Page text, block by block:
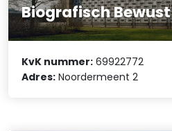
Biografisch Bewust
KvK nummer: 69922772
Adres: Noordermeent 2